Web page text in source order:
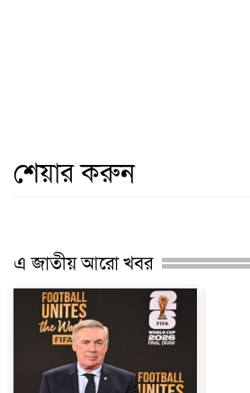
শেয়ার করুন
এ জাতীয় আরো খবর